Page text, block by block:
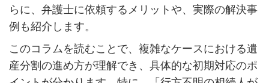
らに、弁護士に依頼するメリットや、実際の解決事
例も紹介します。
このコラムを読むことで、複雑なケースにおける遺
産分割の進め方が理解でき、具体的な初期対応のポ